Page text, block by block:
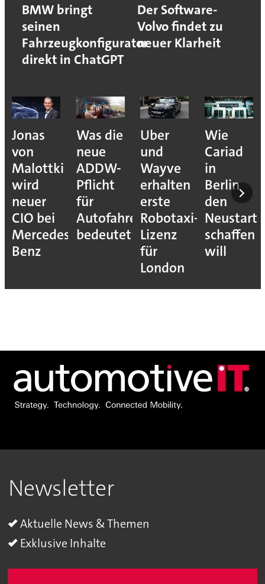
BMW bringt
seinen
Fahrzeugkonfigurator
direkt in ChatGPT
Der Software-
Volvo findet zu
neuer Klarheit
Jonas
von
Malottki
wird
neuer
CIO bei
Mercedes-
Benz
Was die
neue
ADDW-
Pflicht
für
Autofahrer
bedeutet
Uber
und
Wayve
erhalten
erste
Robotaxi-
Lizenz
für
London
Wie
Cariad
in
Berlin
den
Neustart
schaffen
will
Newsletter
Aktuelle News & Themen
Exklusive Inhalte